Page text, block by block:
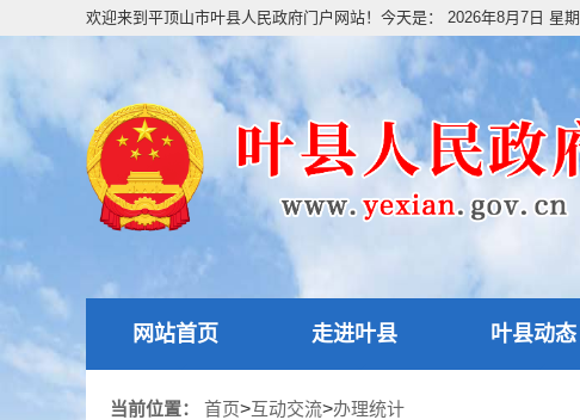
欢迎来到平顶山市叶县人民政府门户网站！今天是： 2026年8月7日 星
网站首页 走进叶县 叶县动态
当前位置： 首页>互动交流>办理统计